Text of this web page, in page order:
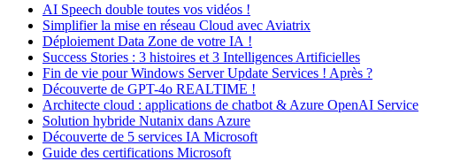
AI Speech double toutes vos vidéos !
Simplifier la mise en réseau Cloud avec Aviatrix
Déploiement Data Zone de votre IA !
Success Stories : 3 histoires et 3 Intelligences Artificielles
Fin de vie pour Windows Server Update Services ! Après ?
Découverte de GPT-4o REALTIME !
Architecte cloud : applications de chatbot & Azure OpenAI Service
Solution hybride Nutanix dans Azure
Découverte de 5 services IA Microsoft
Guide des certifications Microsoft